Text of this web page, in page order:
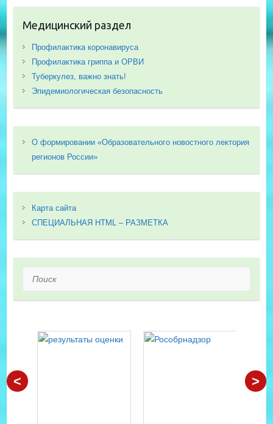
Медицинский раздел
Профилактика коронавируса
Профилактика гриппа и ОРВИ
Туберкулез, важно знать!
Эпидемиологическая безопасность
О формировании «Образовательного новостного лектория
регионов России»
Карта сайта
СПЕЦИАЛЬНАЯ HTML – РАЗМЕТКА
Поиск
< >